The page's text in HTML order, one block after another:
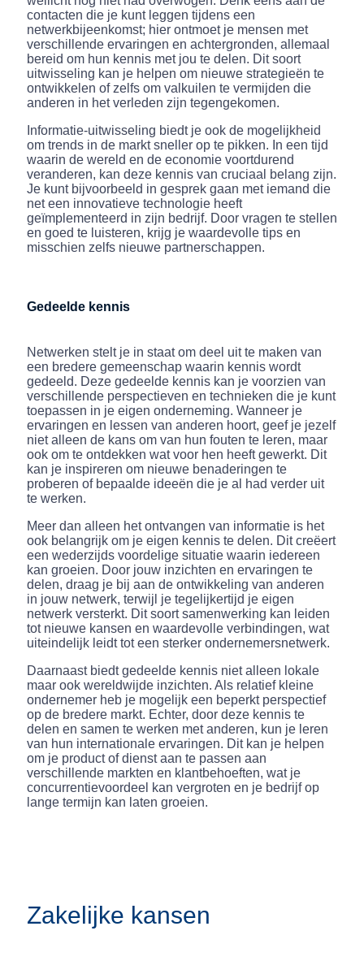
contacten die je kunt leggen tijdens een
netwerkbijeenkomst; hier ontmoet je mensen met
verschillende ervaringen en achtergronden, allemaal
bereid om hun kennis met jou te delen. Dit soort
uitwisseling kan je helpen om nieuwe strategieën te
ontwikkelen of zelfs om valkuilen te vermijden die
anderen in het verleden zijn tegengekomen.
Informatie-uitwisseling biedt je ook de mogelijkheid
om trends in de markt sneller op te pikken. In een tijd
waarin de wereld en de economie voortdurend
veranderen, kan deze kennis van cruciaal belang zijn.
Je kunt bijvoorbeeld in gesprek gaan met iemand die
net een innovatieve technologie heeft
geïmplementeerd in zijn bedrijf. Door vragen te stellen
en goed te luisteren, krijg je waardevolle tips en
misschien zelfs nieuwe partnerschappen.
Gedeelde kennis
Netwerken stelt je in staat om deel uit te maken van
een bredere gemeenschap waarin kennis wordt
gedeeld. Deze gedeelde kennis kan je voorzien van
verschillende perspectieven en technieken die je kunt
toepassen in je eigen onderneming. Wanneer je
ervaringen en lessen van anderen hoort, geef je jezelf
niet alleen de kans om van hun fouten te leren, maar
ook om te ontdekken wat voor hen heeft gewerkt. Dit
kan je inspireren om nieuwe benaderingen te
proberen of bepaalde ideeën die je al had verder uit
te werken.
Meer dan alleen het ontvangen van informatie is het
ook belangrijk om je eigen kennis te delen. Dit creëert
een wederzijds voordelige situatie waarin iedereen
kan groeien. Door jouw inzichten en ervaringen te
delen, draag je bij aan de ontwikkeling van anderen
in jouw netwerk, terwijl je tegelijkertijd je eigen
netwerk versterkt. Dit soort samenwerking kan leiden
tot nieuwe kansen en waardevolle verbindingen, wat
uiteindelijk leidt tot een sterker ondernemersnetwerk.
Daarnaast biedt gedeelde kennis niet alleen lokale
maar ook wereldwijde inzichten. Als relatief kleine
ondernemer heb je mogelijk een beperkt perspectief
op de bredere markt. Echter, door deze kennis te
delen en samen te werken met anderen, kun je leren
van hun internationale ervaringen. Dit kan je helpen
om je product of dienst aan te passen aan
verschillende markten en klantbehoeften, wat je
concurrentievoordeel kan vergroten en je bedrijf op
lange termijn kan laten groeien.
Zakelijke kansen